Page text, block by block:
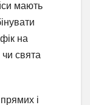
мають
на
чи свята
і